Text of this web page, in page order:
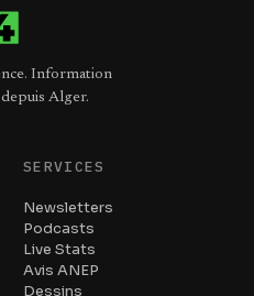
Information
Alger.
SERVICES
Newsletters
Podcasts
Live Stats
Avis ANEP
Dessins